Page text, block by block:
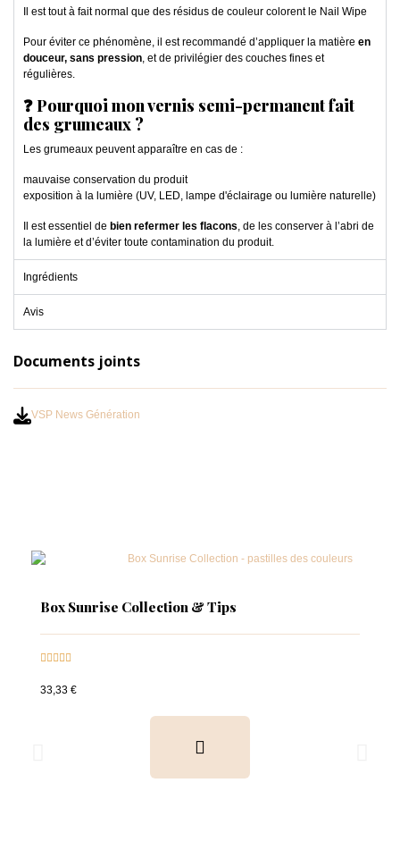
Il est tout à fait normal que des résidus de couleur colorent le Nail Wipe
Pour éviter ce phénomène, il est recommandé d’appliquer la matière en
douceur, sans pression, et de privilégier des couches fines et
régulières.
❓ Pourquoi mon vernis semi-permanent fait
des grumeaux ?
Les grumeaux peuvent apparaître en cas de :
mauvaise conservation du produit
exposition à la lumière (UV, LED, lampe d'éclairage ou lumière naturelle)
Il est essentiel de bien refermer les flacons, de les conserver à l’abri de
la lumière et d’éviter toute contamination du produit.
Ingrédients
Avis
Documents joints
VSP News Génération
Box Sunrise Collection & Tips

33,33 €